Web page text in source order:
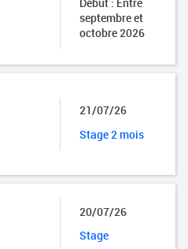
septembre et
octobre 2026
21/07/26
Stage 2 mois
20/07/26
Stage